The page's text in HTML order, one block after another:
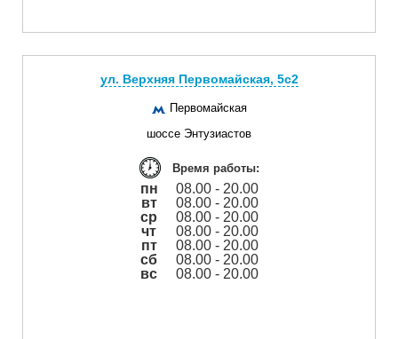
ул. Верхняя Первомайская, 5с2
Первомайская
шоссе Энтузиастов
Время работы:
пн
08.00 - 20.00
вт
08.00 - 20.00
ср
08.00 - 20.00
чт
08.00 - 20.00
пт
08.00 - 20.00
сб
08.00 - 20.00
вс
08.00 - 20.00